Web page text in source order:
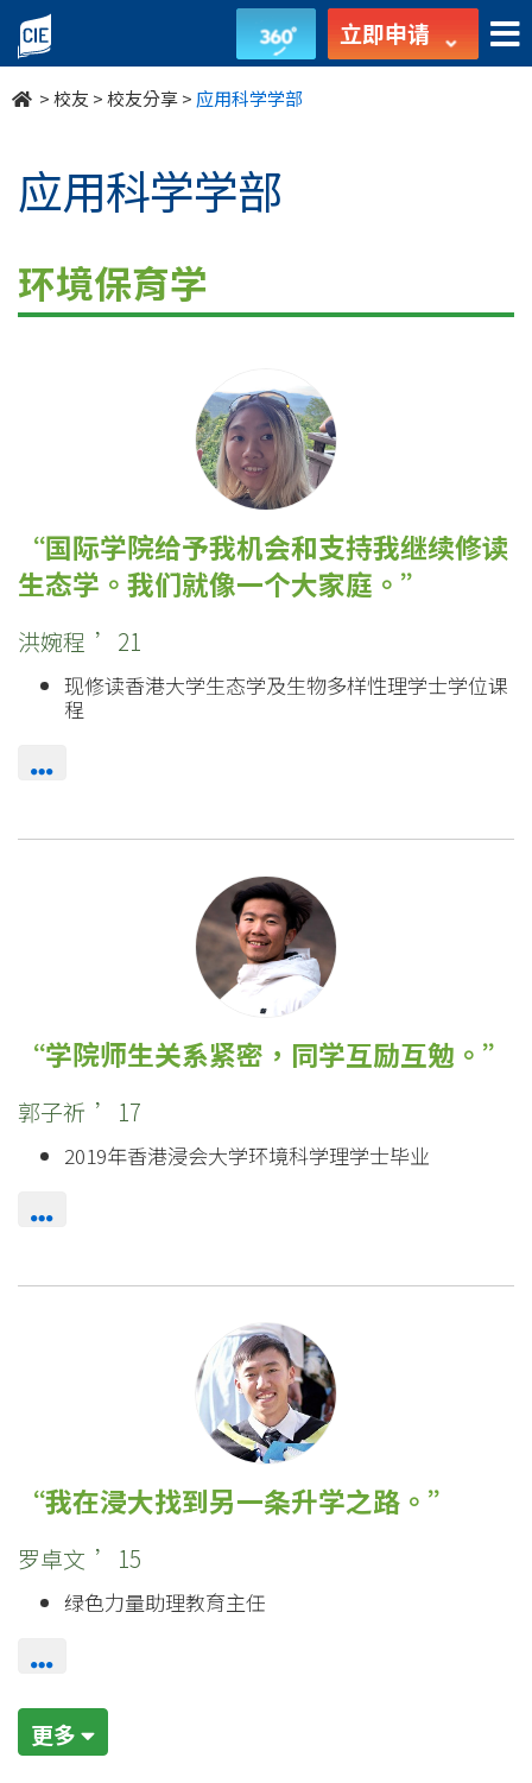
应
用
学
学
部
地
国
际
院
会
大
学
立即申请
>校友 >校友分享> 应用科学学部
应用科学学部
环境保育学
国际学院给予我机会和支持我继续修读
生态学。我们就像一个大家庭。
洪婉程 ’21
现修读香港大学生态学及生物多样性理学士学位课
程
学院师生关系紧密，同学互励互勉。
郭子祈 ’17
2019年香港浸会大学环境科学理学士毕业
我在浸大找到另一条升学之路。
罗卓文 ’15
绿色力量助理教育主任
更多